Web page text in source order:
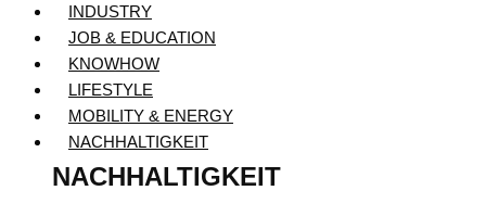
INDUSTRY
JOB & EDUCATION
KNOWHOW
LIFESTYLE
MOBILITY & ENERGY
NACHHALTIGKEIT
NACHHALTIGKEIT